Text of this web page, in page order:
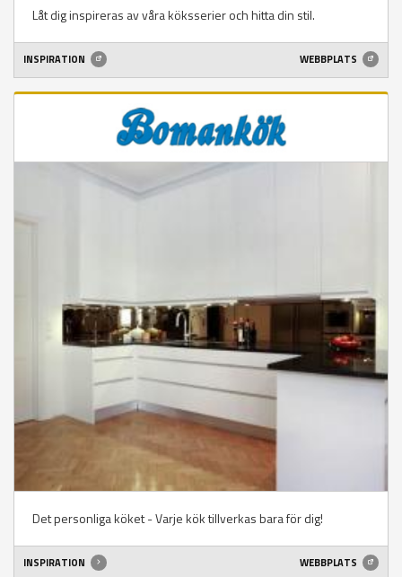
Låt dig inspireras av våra köksserier och hitta din stil.
INSPIRATION WEBBPLATS
Det personliga köket - Varje kök tillverkas bara för dig!
INSPIRATION WEBBPLATS